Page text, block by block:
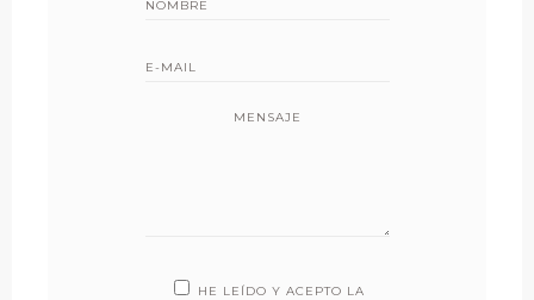
MENSAJE
HE LEÍDO Y ACEPTO LA